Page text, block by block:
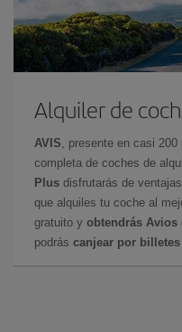
Alquiler de
AVIS , presente en casi
completa de coches de
Plus disfrutarás de
que alquiles tu coche al
gratuito y obtendrás Avios
podrás canjear por